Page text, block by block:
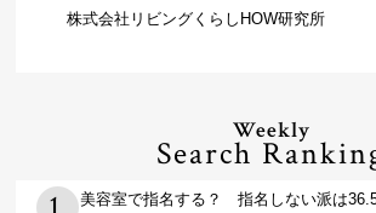
株式会社リビングくらしHOW研究所
Weekly
Search
美容室で指名する？ 指名しない派は